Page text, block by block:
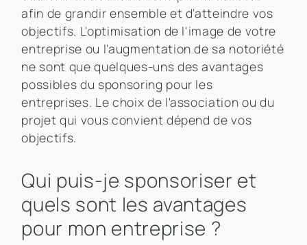
afin de grandir ensemble et d'atteindre vos
objectifs. L'optimisation de l'image de votre
entreprise ou l'augmentation de sa notoriété
ne sont que quelques-uns des avantages
possibles du sponsoring pour les
entreprises. Le choix de l'association ou du
projet qui vous convient dépend de vos
objectifs.
Qui puis-je sponsoriser et
quels sont les avantages
pour mon entreprise ?